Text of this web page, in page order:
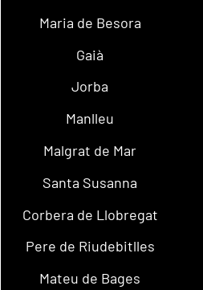
Maria de Besora
Gaià
Jorba
Manlleu
Malgrat de Mar
Santa Susanna
Corbera de Llobregat
Pere de Riudebitlles
Mateu de Bages